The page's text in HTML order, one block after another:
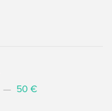
— 50 €